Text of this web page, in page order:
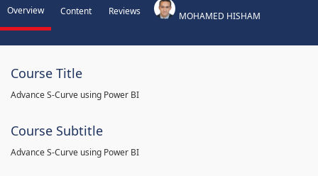
Overview Content Reviews MOHAMED HISHAM
Course Title
Advance S-Curve using Power BI
Course Subtitle
Advance S-Curve using Power BI